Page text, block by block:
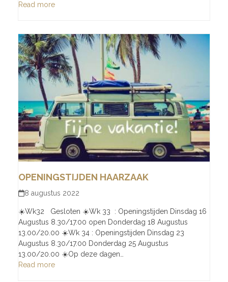
Read more
OPENINGSTIJDEN HAARZAAK
8 augustus 2022
☀️Wk32 Gesloten ☀️Wk 33 : Openingstijden Dinsdag 16
Augustus 8.30/17.00 open Donderdag 18 Augustus
13.00/20.00 ☀️Wk 34 : Openingstijden Dinsdag 23
Augustus 8.30/17.00 Donderdag 25 Augustus
13.00/20.00 ☀️Op deze dagen…
Read more